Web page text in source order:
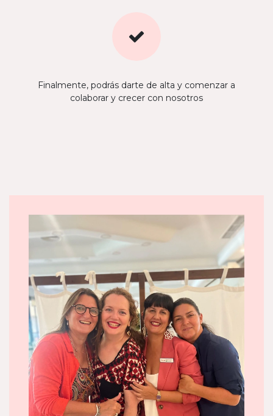
Finalmente, podrás darte de alta y comenzar a
colaborar y crecer con nosotros